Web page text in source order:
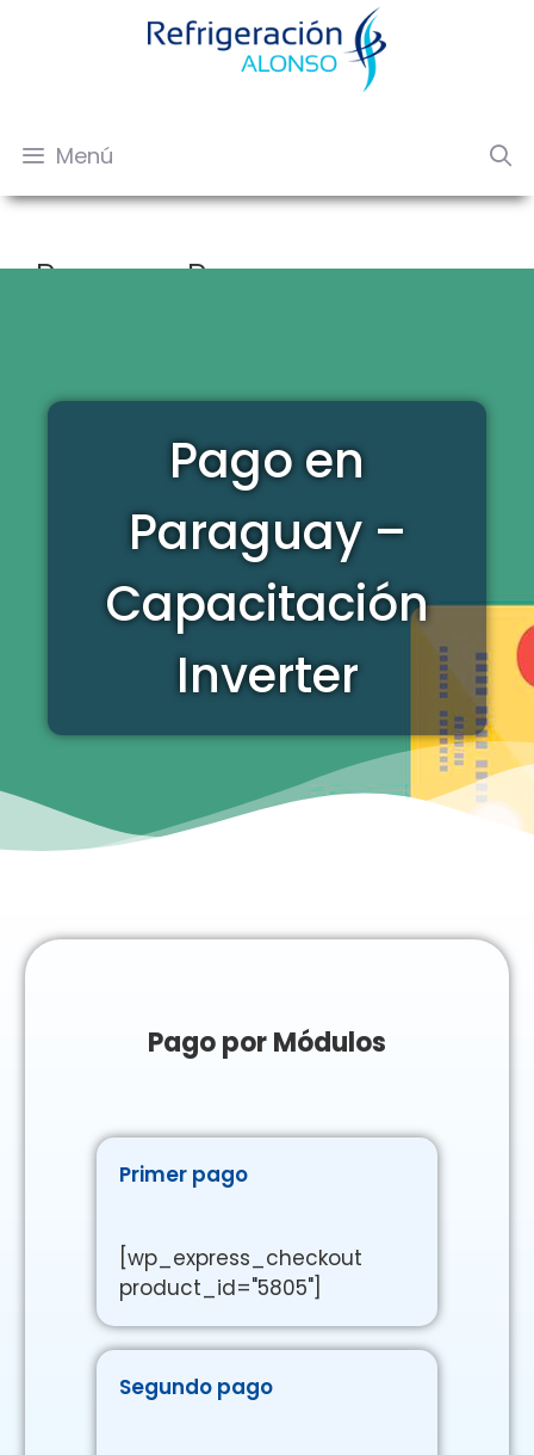
Menú
Pago en Paraguay –
Pago en
Paraguay –
Capacitación
Inverter
Pago por Módulos
Primer pago
[wp_express_checkout
product_id="5805"]
Segundo pago